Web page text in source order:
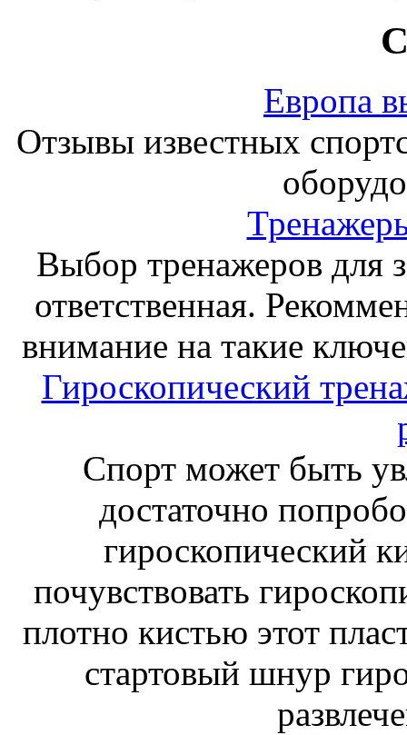
Европа
Отзывы известных
Выбор тренажеров для
ответственная.
внимание на такие
Гироскопический
Спорт может быть
достаточно
гироскопический
почувствовать
плотно кистью этот
стартовый шнур